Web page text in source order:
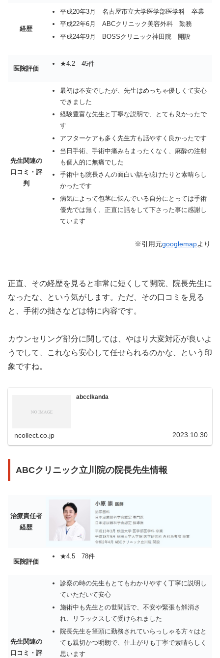
経歴
平成20年3月 名古屋市立大学医学部医学科 卒業
平成22年6月 ABCクリニック美容外科 勤務
平成24年9月 BOSSクリニック神田院 開設
医院評価
★4.2 45件
先生関連の
口コミ・評
判
最初は不安でしたが、先生はめっちゃ優しくて安心
できました
経験豊富な先生と丁寧な説明で、とても良かったで
す
アフターケアも多く先生方も話やすく良かったです
当日手術、手術中痛みもまったくなく、麻酔の注射
も個人的に無痛でした
手術中も院長さんの面白い話を聴けたりと素晴らし
かったです
病気によって包茎に悩んでいる自分にとっては手術
優先では無く、正直に話をして下さった事に感謝し
ています
※引用元googlemapより
正直、その経歴を見ると非常に短くして開院、院長先生に
なったな、という気がします。ただ、その口コミを見る
と、手術の拙さなどは特に内容です。
カウンセリング部分に関しては、やはり大変対応が良いよ
うでして、これなら安心して任せられるのかな、という印
象ですね。
abcclkanda
ncollect.co.jp 2023.10.30
ABCクリニック立川院の院長先生情報
治療責任者
経歴
医院評価
★4.5 78件
先生関連の
口コミ・評
診察の時の先生もとてもわかりやすく丁寧に説明し
ていただいて安心
施術中も先生との世間話で、不安や緊張も解消さ
れ、リラックスして受けられました
院長先生を筆頭に勤務されていらっしゃる方々はと
ても親切かつ明朗で、仕上がりも丁寧で素晴らしく
思います